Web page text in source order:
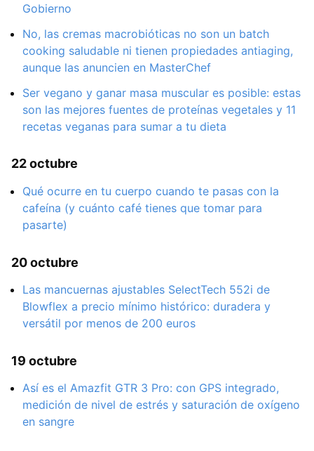
Gobierno
No, las cremas macrobióticas no son un batch
cooking saludable ni tienen propiedades antiaging,
aunque las anuncien en MasterChef
Ser vegano y ganar masa muscular es posible: estas
son las mejores fuentes de proteínas vegetales y 11
recetas veganas para sumar a tu dieta
22 octubre
Qué ocurre en tu cuerpo cuando te pasas con la
cafeína (y cuánto café tienes que tomar para
pasarte)
20 octubre
Las mancuernas ajustables SelectTech 552i de
Blowflex a precio mínimo histórico: duradera y
versátil por menos de 200 euros
19 octubre
Así es el Amazfit GTR 3 Pro: con GPS integrado,
medición de nivel de estrés y saturación de oxígeno
en sangre